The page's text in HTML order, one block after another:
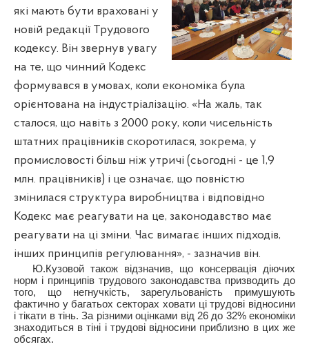
які мають бути враховані у
новій редакції Трудового
кодексу. Він звернув увагу
на те, що чинний Кодекс
формувався в умовах, коли економіка була
орієнтована на індустріалізацію. «На жаль, так
сталося, що навіть з 2000 року, коли чисельність
штатних працівників скоротилася, зокрема, у
промисловості більш ніж утричі (сьогодні - це 1,9
млн. працівників) і це означає, що повністю
змінилася структура виробництва і відповідно
Кодекс має реагувати на це, законодавство має
реагувати на ці зміни. Час вимагає інших підходів,
інших принципів регулювання», - зазначив він.
Ю.Кузовой також відзначив, що консервація діючих
норм і принципів трудового законодавства призводить до
того, що негнучкість, зарегульованість примушують
фактично у багатьох секторах ховати ці трудові відносини
і тікати в тінь. За різними оцінками від 26 до 32% економіки
знаходиться в тіні і трудові відносини приблизно в цих же
обсягах.